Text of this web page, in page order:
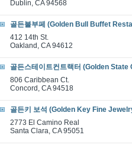
Dublin, CA 94568
골든불부페 (Golden Bull Buffet
412 14th St.
Oakland, CA 94612
골든스테이트컨트랙터 (Golden
806 Caribbean Ct.
Concord, CA 94518
골든키 보석 (Golden Key Fine
2773 El Camino Real
Santa Clara, CA 95051